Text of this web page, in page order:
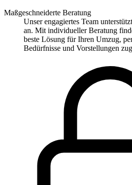
Maßgeschneiderte Beratung
Unser engagiertes Team
an. Mit individueller Beratung
beste Lösung für Ihren Umzug,
Bedürfnisse und Vorstellungen